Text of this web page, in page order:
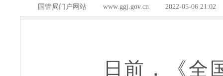
国管局门户网站 www.ggj.gov.cn 2022-05-06 21:02
日前，《全国